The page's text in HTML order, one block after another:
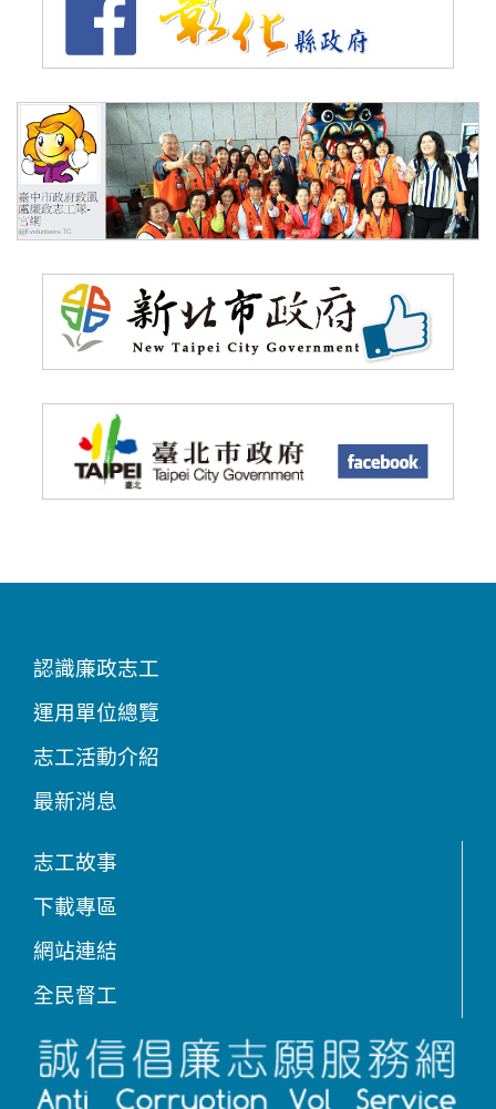
認識廉政志工
運用單位總覽
志工活動介紹
最新消息
志工故事
下載專區
網站連結
全民督工